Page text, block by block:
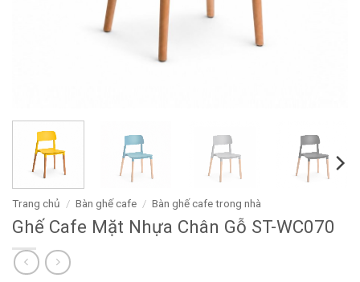
Trang chủ / Bàn ghế cafe / Bàn ghế cafe trong nhà
Ghế Cafe Mặt Nhựa Chân Gỗ ST-WC070